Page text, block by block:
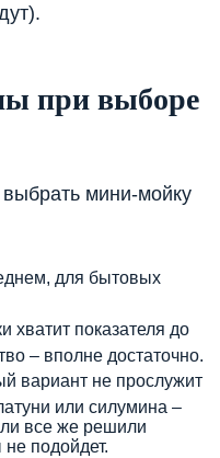
при выборе
мини-мойку
для бытовых
показателя до
– вполне достаточно.
вариант не прослужит
или силумина –
все же решили
подойдет.